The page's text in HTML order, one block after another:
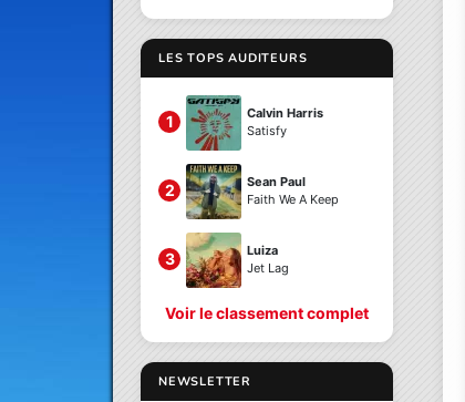
LES TOPS AUDITEURS
1
Calvin Harris
Satisfy
2
Sean Paul
Faith We A Keep
3
Luiza
Jet Lag
Voir le classement complet
NEWSLETTER